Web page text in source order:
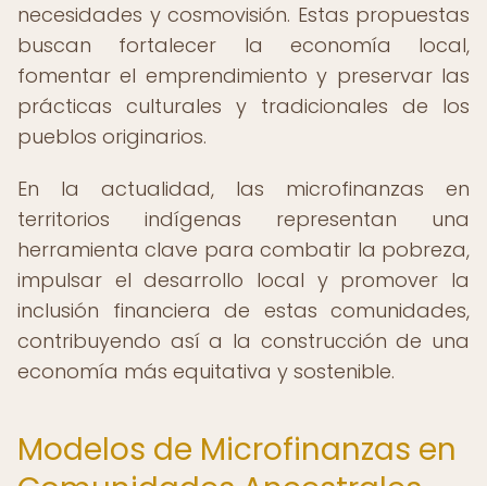
necesidades y cosmovisión. Estas propuestas
buscan fortalecer la economía local,
fomentar el emprendimiento y preservar las
prácticas culturales y tradicionales de los
pueblos originarios.
En la actualidad, las microfinanzas en
territorios indígenas representan una
herramienta clave para combatir la pobreza,
impulsar el desarrollo local y promover la
inclusión financiera de estas comunidades,
contribuyendo así a la construcción de una
economía más equitativa y sostenible.
Modelos de Microfinanzas en